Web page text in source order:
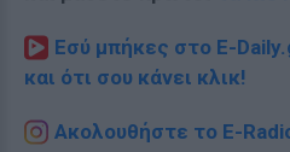
Εσύ μπήκες στο E-
και ότι σου κάνει κλικ!
Ακολουθήστε το E-